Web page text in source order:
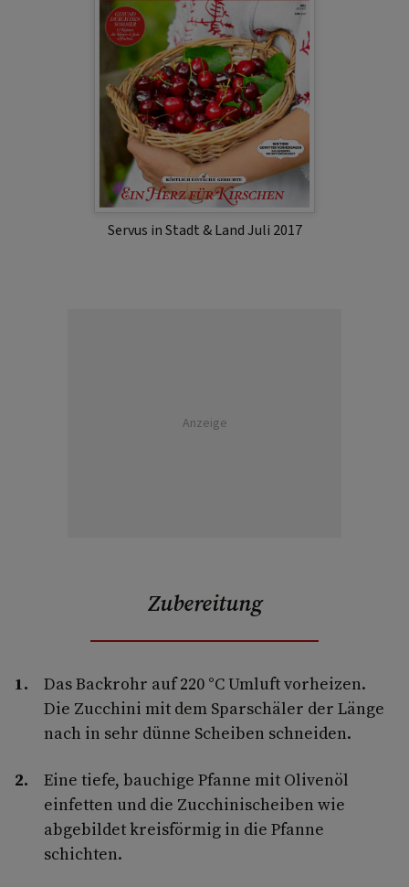
Servus in Stadt & Land Juli 2017
Anzeige
Zubereitung
Das Backrohr auf 220 °C Umluft vorheizen.
Die Zucchini mit dem Sparschäler der Länge
nach in sehr dünne Scheiben schneiden.
Eine tiefe, bauchige Pfanne mit Olivenöl
einfetten und die Zucchinischeiben wie
abgebildet kreisförmig in die Pfanne
schichten.